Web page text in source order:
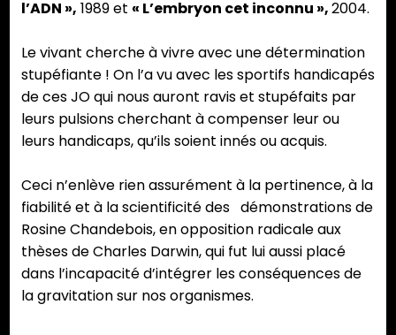
l’ADN », 1989 et « L’embryon cet inconnu »,2004.
Le vivant cherche à vivre avec une détermination
stupéfiante ! On l’a vu avec les sportifs handicapés
de ces JO qui nous auront ravis et stupéfaits par
leurs pulsions cherchant à compenser leur ou
leurs handicaps, qu’ils soient innés ou acquis.
Ceci n’enlève rien assurément à la pertinence, à la
fiabilité et à la scientificité des démonstrations de
Rosine Chandebois, en opposition radicale aux
thèses de Charles Darwin, qui fut lui aussi placé
dans l’incapacité d’intégrer les conséquences de
la gravitation sur nos organismes.